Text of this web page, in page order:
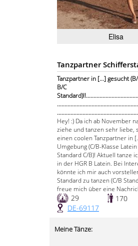
Elisa
Tanzpartner
Tanzpartner in [...] gesucht
B/C
Hey! :) Da ich ab November
ziehe und tanzen sehr liebe,
einen coolen Tanzpartner in
Umgebung (C/B-Klasse
Standard C/B)! Aktuell tanze
in der HGR B Latein. Bei
könnte ich mir auch
Standard zu tanzen (C/B
freue mich über eine
29
170
DE-69117
Meine Tänze: